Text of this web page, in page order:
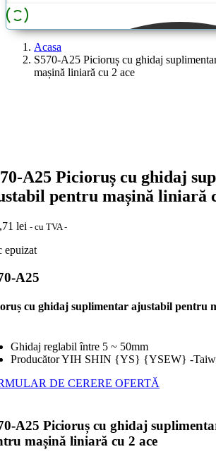
Acasa
S570-A25 Picioruș cu ghidaj
mașină liniară cu 2 ace
A25 Picioruș cu ghidaj
pentru mașină liniară
lei - cu TVA -
epuizat
A25
cu ghidaj suplimentar ajustabil pentru
Ghidaj reglabil între 5 ~ 50mm
Producător YIH SHIN {YS} {YSEW} -
DE CERERE OFERTĂ
A25 Picioruș cu ghidaj
mașină liniară cu 2 ace